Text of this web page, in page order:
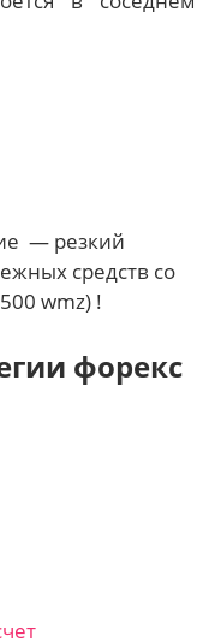
— резкий
средств со
wmz) !
форекс